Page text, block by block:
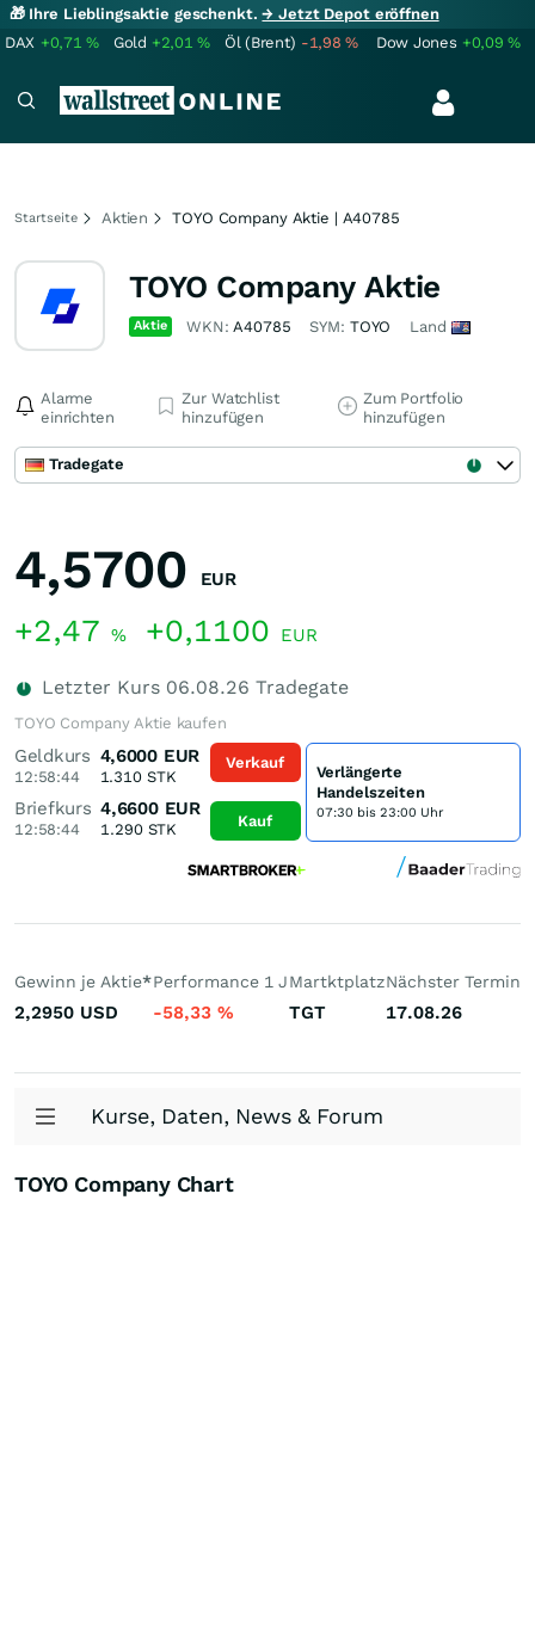
🎁 Ihre Lieblingsaktie geschenkt.→ Jetzt Depot eröffnen
DAX +0,71% Gold +2,01% Öl (Brent) -1,98% Dow Jones +0,09%
Startseite Aktien TOYO Company Aktie | A40785
TOYO Company Aktie
Aktie WKN:A40785 SYM: TOYO Land
Alarme
einrichten
Zur Watchlist
hinzufügen
Zum Portfolio
hinzufügen
Tradegate
4,5700 EUR
+2,47 % +0,1100 EUR
Letzter Kurs 06.08.26 Tradegate
TOYO Company Aktie kaufen
Geldkurs
12:58:44
4,6000 EUR
1.310STK
Briefkurs
12:58:44
4,6600 EUR
1.290STK
Verkauf
Kauf
Verlängerte
Handelszeiten
07:30 bis 23:00 Uhr
Gewinn je Aktie*
2,2950 USD
Performance 1 J
-58,33 %
Martktplatz
TGT
Nächster Termin
17.08.26
Kurse, Daten, News & Forum
TOYO Company Chart